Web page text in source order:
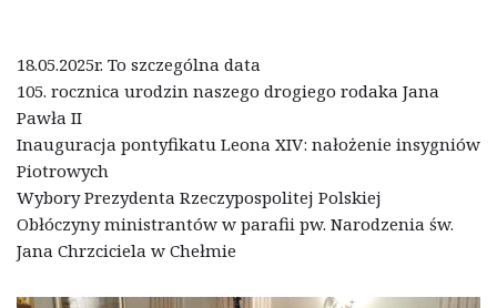
18.05.2025r. To szczególna data
105. rocznica urodzin naszego drogiego rodaka Jana
Pawła II
Inauguracja pontyfikatu Leona XIV: nałożenie insygniów
Piotrowych
Wybory Prezydenta Rzeczypospolitej Polskiej
Obłóczyny ministrantów w parafii pw. Narodzenia św.
Jana Chrzciciela w Chełmie